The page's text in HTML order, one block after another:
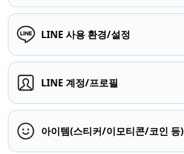
LINE 사용 환경/설정
LINE 계정/프로필
아이템(스티커/이모티콘/코인 등)